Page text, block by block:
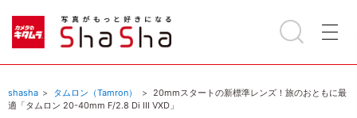
shasha タムロン（Tamron）
20mmスタートの新標準レンズ！旅のおともに最
適「タムロン 20-40mm F/2.8 Di III VXD」